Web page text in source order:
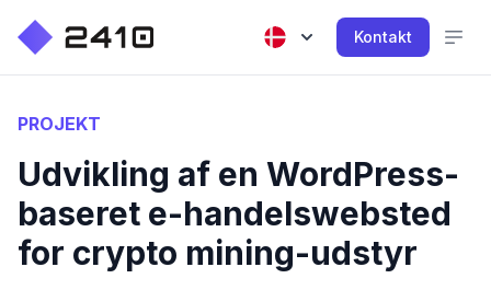
Kontakt
PROJEKT
Udvikling af en WordPress-
baseret e-handelswebsted
for crypto mining-udstyr